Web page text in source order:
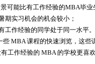
可能比有工作经验的MBA毕业
期实习机会的机会较小；
工作经验的同学处于同一水平。
MBA 课程的快速浏览，这些
工作经验的 MBA 的学校更喜